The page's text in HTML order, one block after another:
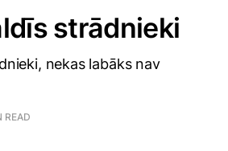
strādnieki
nekas labāks nav
READ